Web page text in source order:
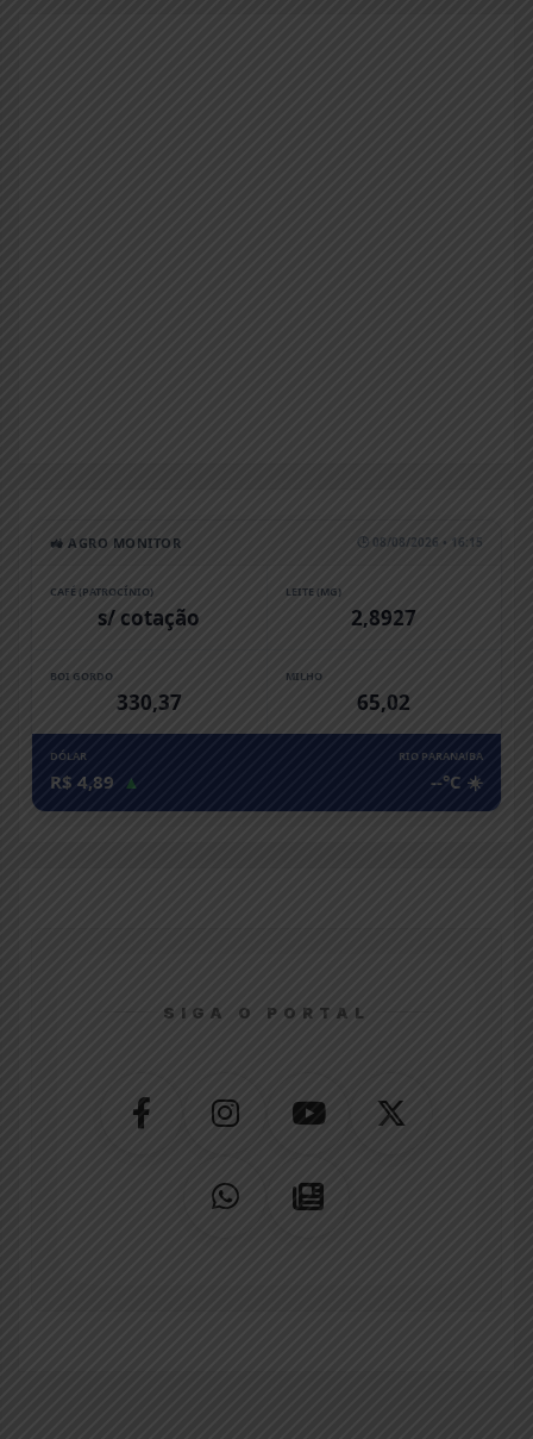
🚜 AGRO MONITOR 🕒 08/08/2026 • 16:15
CAFÉ (PATROCÍNIO)
s/ cotação
LEITE (MG)
2,8927
BOI GORDO
330,37
MILHO
65,02
DÓLAR
R$ 4,89 ▲
RIO PARANAíBA
--°C ☀️
SIGA O PORTAL